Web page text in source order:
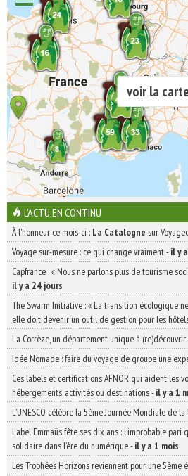
voir la
L'ACTU EN CONTINU
À l'honneur ce mois-ci : La Catalogne sur
Voyage sur-mesure : ce qui change vraiment-il y
Capfrance : « Nous ne parlons plus de tourisme
il y a 24 jours
The Swarm Initiative : « La transition écologique
elle doit devenir un outil de gestion pour les
La Corrèze, un département unique à
Idée Nomade : faire du voyage de groupe une
Ces labels et certifications AFNOR qui aident les
hébergements, activités ou destinations-il y a 1
L’UNESCO célèbre la 5ème Journée Mondiale de
Label Emmaüs fête ses dix ans : l’improbable pari
solidaire dans l’ère du numérique-il y a 1 mois
Les Trophées Horizons reviennent pour une 5ème